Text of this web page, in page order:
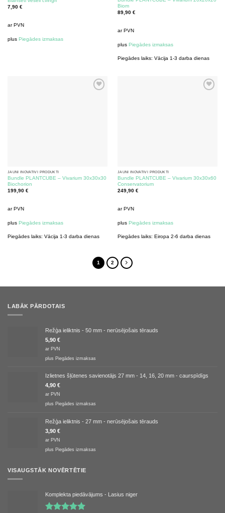
7,90 €
ar PVN
plus Piegādes izmaksas
Biom
89,90 €
ar PVN
plus Piegādes izmaksas
Piegādes laiks: Vācija 1-3 darba dienas
JAUNI INOVATĪVI PRODUKTI
Bundle PLANTCUBE – Vivarium 30x30x30
Biochorion
199,90 €
ar PVN
plus Piegādes izmaksas
Piegādes laiks: Vācija 1-3 darba dienas
JAUNI INOVATĪVI PRODUKTI
Bundle PLANTCUBE – Vivarium 30x30x60
Conservatorium
249,90 €
ar PVN
plus Piegādes izmaksas
Piegādes laiks: Eiropa 2-6 darba dienas
1 2
LABĀK PĀRDOTAIS
Režģa ieliktnis - 50 mm - nerūsējošais tērauds
5,90 €
ar PVN
plus Piegādes izmaksas
Izlietnes šļūtenes savienotājs 27 mm - 14, 16, 20 mm - caurspīdīgs
4,90 €
ar PVN
plus Piegādes izmaksas
Režģa ieliktnis - 27 mm - nerūsējošais tērauds
3,90 €
ar PVN
plus Piegādes izmaksas
VISAUGSTĀK NOVĒRTĒTIE
Komplekta piedāvājums - Lasius niger